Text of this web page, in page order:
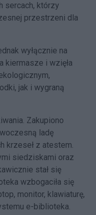
sercach, którzy
przestrzeni dla
wyłącznie na
kiermasze i wzięła
jak i wygraną
Zakupiono
ladę
krzeseł z atestem.
siedziskami oraz
stał się
wzbogaciła się
monitor, klawiaturę,
e-biblioteka.